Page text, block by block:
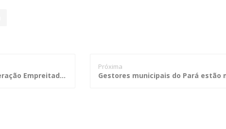
CGU participa da Operação Empreitada Final em Minas Gerais
Próxima